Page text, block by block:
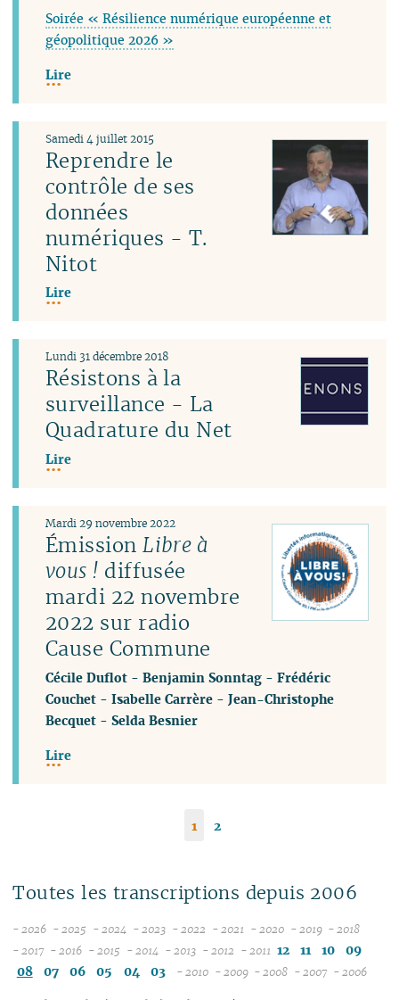
Soirée « Résilience numérique européenne et
géopolitique 2026 »
Lire
Reprendre le
contrôle de ses
données
numériques - T.
Nitot
Samedi 4 juillet 2015
Lire
Résistons à la
surveillance - La
Quadrature du Net
Lundi 31 décembre 2018
Lire
ÉmissionLibre à
vous ! diffusée
mardi 22 novembre
2022 sur radio
Cause Commune
Mardi 29 novembre 2022
Cécile Duflot -Benjamin Sonntag -Frédéric
Couchet -Isabelle Carrère -Jean-Christophe
Becquet -Selda Besnier
Lire
1 2
Toutes les transcriptions depuis 2006
- 2026 - 2025
11
- 2024
11
- 2023 - 2022 - 2021 - 2020 - 2019
12
- 2018
- 2017 - 2016
12
- 2015
12
- 2014 - 2013 - 2012 - 2011 12 11 10
09
08
07 06 05 04 03 - 2010 - 2009 - 2008 - 2007 - 2006